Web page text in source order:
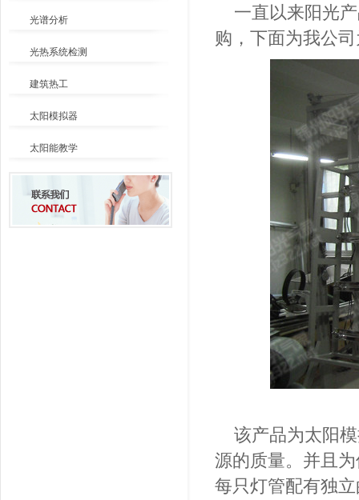
光谱分析
光热系统检测
建筑热工
太阳模拟器
太阳能教学
一直以来阳光产
购，下面为我公
该产品为太阳模
源的质量。并且
每只灯管配有独